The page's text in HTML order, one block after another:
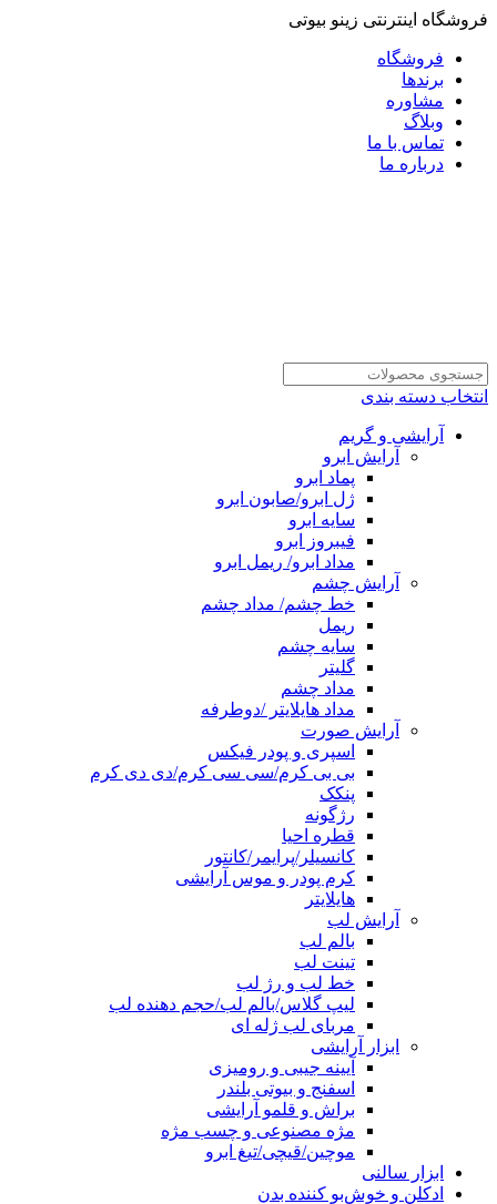
فروشگاه اینترنتی زینو بیوتی
فروشگاه
برندها
مشاوره
وبلاگ
تماس با ما
درباره ما
انتخاب دسته بندی
آرایشی و گریم
آرایش ابرو
پماد ابرو
ژل ابرو/صابون ابرو
سایه ابرو
فیبروز ابرو
مداد ابرو/ ریمل ابرو
آرایش چشم
خط چشم/ مداد چشم
ریمل
سایه چشم
گلیتر
مداد چشم
مداد هایلایتر /دوطرفه
آرایش صورت
اسپری و پودر فیکس
بی بی کرم/سی سی کرم/دی دی کرم
پنکک
رژگونه
قطره احیا
کانسیلر/پرایمر/کانتور
کرم پودر و موس آرایشی
هایلایتر
آرایش لب
بالم لب
تینت لب
خط لب و رژ لب
لیپ گلاس/بالم لب/حجم دهنده لب
مربای لب ژله ای
ابزار آرایشی
آیینه جیبی و رومیزی
اسفنج و بیوتی بلندر
براش و قلمو آرایشی
مژه مصنوعی و چسب مژه
موچین/قیچی/تیغ ابرو
ابزار سالنی
ادکلن و خوش‌بو کننده بدن